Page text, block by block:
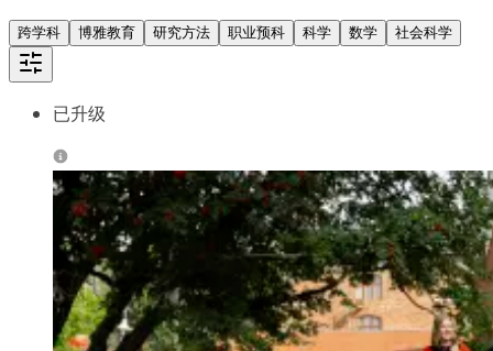
跨学科 博雅教育 研究方法 职业预科 科学 数学 社会科学
已升级